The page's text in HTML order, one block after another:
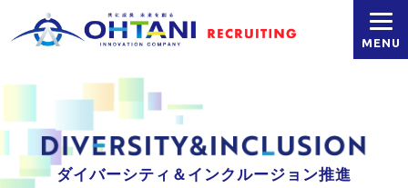
MENU
ダイバーシティ＆インクルージョン推進